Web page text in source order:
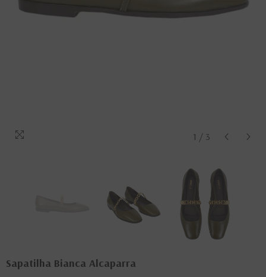
1 / 3
Sapatilha Bianca Alcaparra